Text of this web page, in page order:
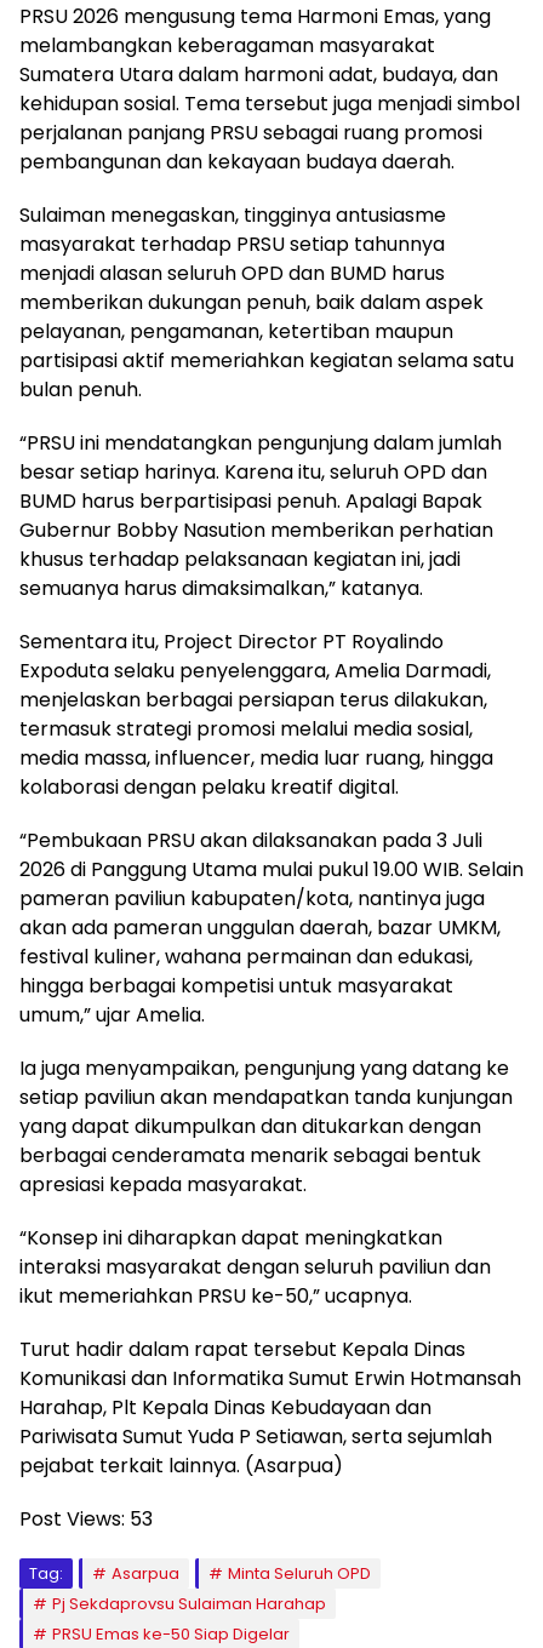
PRSU 2026 mengusung tema Harmoni Emas, yang
melambangkan keberagaman masyarakat
Sumatera Utara dalam harmoni adat, budaya, dan
kehidupan sosial. Tema tersebut juga menjadi simbol
perjalanan panjang PRSU sebagai ruang promosi
pembangunan dan kekayaan budaya daerah.
Sulaiman menegaskan, tingginya antusiasme
masyarakat terhadap PRSU setiap tahunnya
menjadi alasan seluruh OPD dan BUMD harus
memberikan dukungan penuh, baik dalam aspek
pelayanan, pengamanan, ketertiban maupun
partisipasi aktif memeriahkan kegiatan selama satu
bulan penuh.
“PRSU ini mendatangkan pengunjung dalam jumlah
besar setiap harinya. Karena itu, seluruh OPD dan
BUMD harus berpartisipasi penuh. Apalagi Bapak
Gubernur Bobby Nasution memberikan perhatian
khusus terhadap pelaksanaan kegiatan ini, jadi
semuanya harus dimaksimalkan,” katanya.
Sementara itu, Project Director PT Royalindo
Expoduta selaku penyelenggara, Amelia Darmadi,
menjelaskan berbagai persiapan terus dilakukan,
termasuk strategi promosi melalui media sosial,
media massa, influencer, media luar ruang, hingga
kolaborasi dengan pelaku kreatif digital.
“Pembukaan PRSU akan dilaksanakan pada 3 Juli
2026 di Panggung Utama mulai pukul 19.00 WIB. Selain
pameran paviliun kabupaten/kota, nantinya juga
akan ada pameran unggulan daerah, bazar UMKM,
festival kuliner, wahana permainan dan edukasi,
hingga berbagai kompetisi untuk masyarakat
umum,” ujar Amelia.
Ia juga menyampaikan, pengunjung yang datang ke
setiap paviliun akan mendapatkan tanda kunjungan
yang dapat dikumpulkan dan ditukarkan dengan
berbagai cenderamata menarik sebagai bentuk
apresiasi kepada masyarakat.
“Konsep ini diharapkan dapat meningkatkan
interaksi masyarakat dengan seluruh paviliun dan
ikut memeriahkan PRSU ke-50,” ucapnya.
Turut hadir dalam rapat tersebut Kepala Dinas
Komunikasi dan Informatika Sumut Erwin Hotmansah
Harahap, Plt Kepala Dinas Kebudayaan dan
Pariwisata Sumut Yuda P Setiawan, serta sejumlah
pejabat terkait lainnya. (Asarpua)
Post Views: 53
Tag: Asarpua
Minta Seluruh OPD
Pj Sekdaprovsu Sulaiman Harahap
PRSU Emas ke-50 Siap Digelar